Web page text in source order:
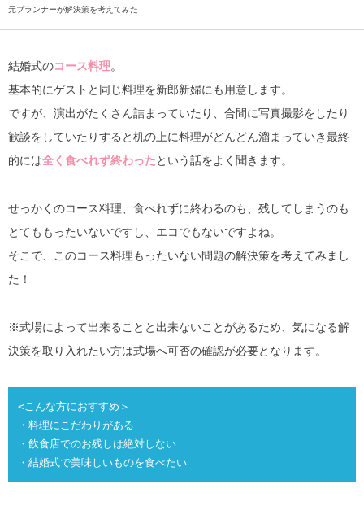
元プランナーが解決策を考えてみた
結婚式のコース料理。
基本的にゲストと同じ料理を新郎新婦にも用意します。
ですが、演出がたくさん詰まっていたり、合間に写真撮影をしたり
歓談をしていたりすると机の上に料理がどんどん溜まっていき最終
的には全く食べれず終わったという話をよく聞きます。
せっかくのコース料理、食べれずに終わるのも、残してしまうのも
とてももったいないですし、エコでもないですよね。
そこで、このコース料理もったいない問題の解決策を考えてみまし
た！
※式場によって出来ることと出来ないことがあるため、気になる解
決策を取り入れたい方は式場へ可否の確認が必要となります。
<こんな方におすすめ＞
・料理にこだわりがある
・飲食店でのお残しは絶対しない
・結婚式で美味しいものを食べたい